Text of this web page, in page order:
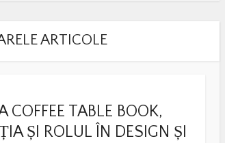
ARTICOLE
COFFEE TABLE BOOK,
ȘI ROLUL ÎN DESIGN ȘI